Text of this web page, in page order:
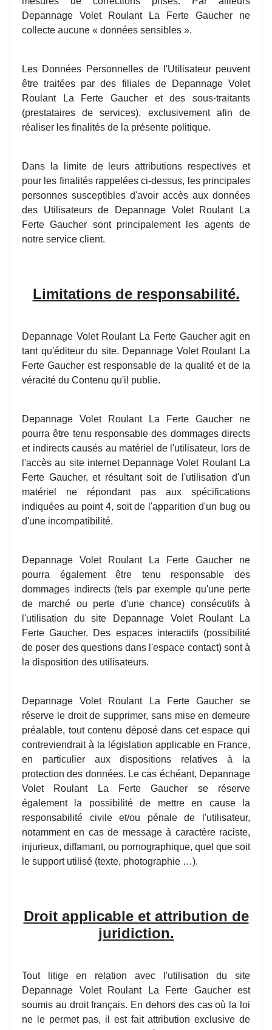
Depannage Volet Roulant La Ferte Gaucher ne
collecte aucune « données sensibles ».
Les Données Personnelles de l'Utilisateur peuvent
être traitées par des filiales de Depannage Volet
Roulant La Ferte Gaucher et des sous-traitants
(prestataires de services), exclusivement afin de
réaliser les finalités de la présente politique.
Dans la limite de leurs attributions respectives et
pour les finalités rappelées ci-dessus, les principales
personnes susceptibles d'avoir accès aux données
des Utilisateurs de Depannage Volet Roulant La
Ferte Gaucher sont principalement les agents de
notre service client.
Limitations de responsabilité.
Depannage Volet Roulant La Ferte Gaucher agit en
tant qu'éditeur du site. Depannage Volet Roulant La
Ferte Gaucher est responsable de la qualité et de la
véracité du Contenu qu'il publie.
Depannage Volet Roulant La Ferte Gaucher ne
pourra être tenu responsable des dommages directs
et indirects causés au matériel de l'utilisateur, lors de
l'accès au site internet Depannage Volet Roulant La
Ferte Gaucher, et résultant soit de l'utilisation d'un
matériel ne répondant pas aux spécifications
indiquées au point 4, soit de l'apparition d'un bug ou
d'une incompatibilité.
Depannage Volet Roulant La Ferte Gaucher ne
pourra également être tenu responsable des
dommages indirects (tels par exemple qu'une perte
de marché ou perte d'une chance) consécutifs à
l'utilisation du site Depannage Volet Roulant La
Ferte Gaucher. Des espaces interactifs (possibilité
de poser des questions dans l'espace contact) sont à
la disposition des utilisateurs.
Depannage Volet Roulant La Ferte Gaucher se
réserve le droit de supprimer, sans mise en demeure
préalable, tout contenu déposé dans cet espace qui
contreviendrait à la législation applicable en France,
en particulier aux dispositions relatives à la
protection des données. Le cas échéant, Depannage
Volet Roulant La Ferte Gaucher se réserve
également la possibilité de mettre en cause la
responsabilité civile et/ou pénale de l'utilisateur,
notamment en cas de message à caractère raciste,
injurieux, diffamant, ou pornographique, quel que soit
le support utilisé (texte, photographie …).
Droit applicable et attribution de
juridiction.
Tout litige en relation avec l'utilisation du site
Depannage Volet Roulant La Ferte Gaucher est
soumis au droit français. En dehors des cas où la loi
ne le permet pas, il est fait attribution exclusive de